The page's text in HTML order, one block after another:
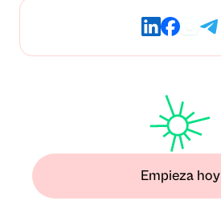
Empieza hoy